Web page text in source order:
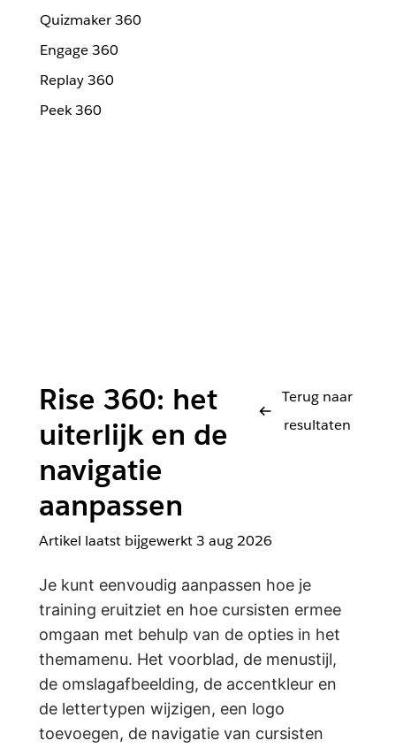
Quizmaker 360
Engage 360
Replay 360
Peek 360
Rise 360: het
uiterlijk en de
navigatie
aanpassen
Terug naar
resultaten
Artikel laatst bijgewerkt3 aug 2026
Je kunt eenvoudig aanpassen hoe je
training eruitziet en hoe cursisten ermee
omgaan met behulp van de opties in het
themamenu. Het voorblad, de menustijl,
de omslagafbeelding, de accentkleur en
de lettertypen wijzigen, een logo
toevoegen, de navigatie van cursisten